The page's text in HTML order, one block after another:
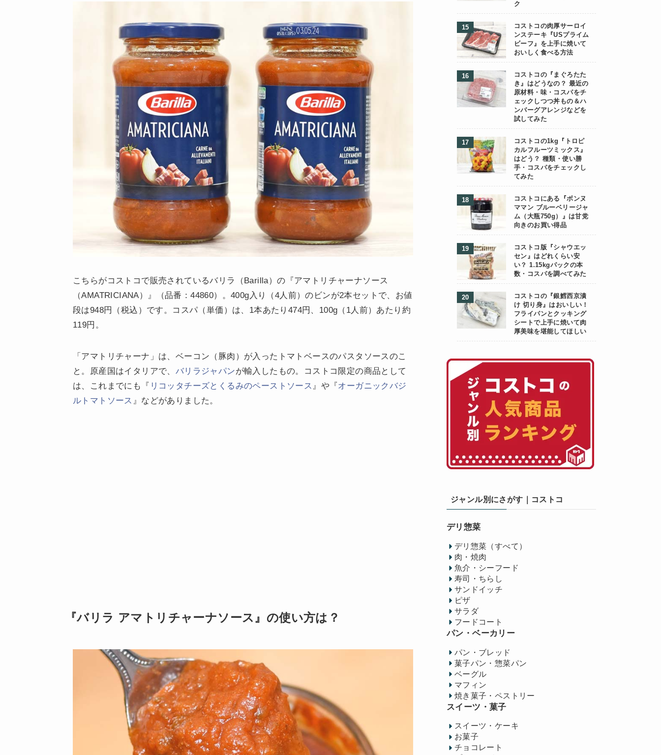
こちらがコストコで販売されているバリラ（Barilla）の『アマトリチャーナソース
（AMATRICIANA）』（品番：44860）。400g入り（4人前）のビンが2本セットで、お値
段は948円（税込）です。コスパ（単価）は、1本あたり474円、100g（1人前）あたり約
119円。
「アマトリチャーナ」は、ベーコン（豚肉）が入ったトマトベースのパスタソースのこ
と。原産国はイタリアで、 バリラジャパンが輸入したもの。コストコ限定の商品として
は、これまでにも『 リコッタチーズとくるみのペーストソース 』や『オーガニックバジ
ルトマトソース 』などがありました。
『バリラ アマトリチャーナソース』の使い方は？
ク
コストコの肉厚サーロイ
ンステーキ『USプライム
ビーフ』を上手に焼いて
おいしく食べる方法
コストコの『まぐろたた
き』はどうなの？ 最近の
原材料・味・コスパをチ
ェックしつつ丼もの＆ハ
ンバーグアレンジなどを
試してみた
コストコの1kg『トロピ
カルフルーツミックス』
はどう？ 種類・使い勝
手・コスパをチェックし
てみた
コストコにある『ボンヌ
ママン ブルーベリージャ
ム（大瓶750g）』は甘党
向きのお買い得品
コストコ版『シャウエッ
セン』はどれくらい安
い？ 1.15kgパックの本
数・コスパを調べてみた
コストコの『銀鱈西京漬
け 切り身』はおいしい！
フライパンとクッキング
シートで上手に焼いて肉
厚美味を堪能してほしい
ジャンル別にさがす｜コストコ
デリ惣菜
デリ惣菜（すべて）
肉・焼肉
魚介・シーフード
寿司・ちらし
サンドイッチ
ピザ
サラダ
フードコート
パン・ベーカリー
パン・ブレッド
菓子パン・惣菜パン
ベーグル
マフィン
焼き菓子・ペストリー
スイーツ・菓子
スイーツ・ケーキ
お菓子
チョコレート